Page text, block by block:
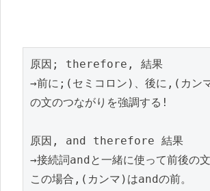
原因; therefore, 結果
→前に;(セミコロン)、後に,(カン
の文のつながりを強調する!
原因, and therefore 結果
→接続詞andと一緒に使って前後の文
この場合,(カンマ)はandの前。